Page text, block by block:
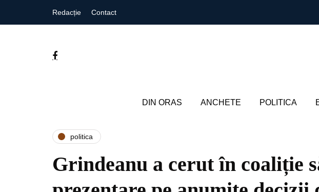
Redacție Contact
DIN ORAS ANCHETE POLITICA
politica
Grindeanu a cerut în coaliție